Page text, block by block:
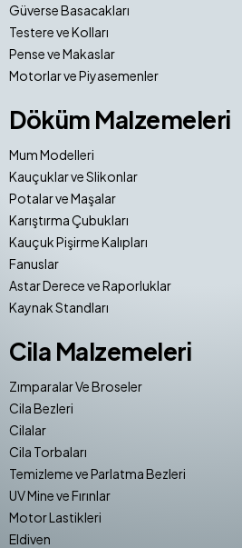
Güverse Basacakları
Testere ve Kolları
Pense ve Makaslar
Motorlar ve Piyasemenler
Döküm Malzemeleri
Mum Modelleri
Kauçuklar ve Slikonlar
Potalar ve Maşalar
Karıştırma Çubukları
Kauçuk Pişirme Kalıpları
Fanuslar
Astar Derece ve Raporluklar
Kaynak Standları
Cila Malzemeleri
Zımparalar Ve Broseler
Cila Bezleri
Cilalar
Cila Torbaları
Temizleme ve Parlatma Bezleri
UV Mine ve Fırınlar
Motor Lastikleri
Eldiven